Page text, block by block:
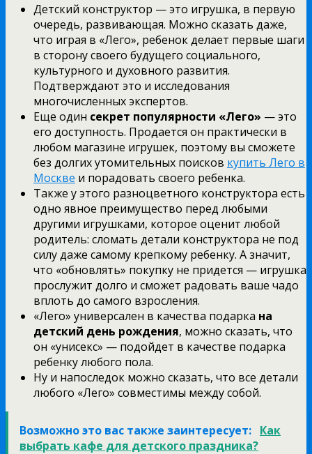
Детский конструктор — это игрушка, в первую
очередь, развивающая. Можно сказать даже,
что играя в «Лего», ребенок делает первые шаги
в сторону своего будущего социального,
культурного и духовного развития.
Подтверждают это и исследования
многочисленных экспертов.
Еще один секрет популярности «Лего» — это
его доступность. Продается он практически в
любом магазине игрушек, поэтому вы сможете
без долгих утомительных поисков купить Лего в
Москве и порадовать своего ребенка.
Также у этого разноцветного конструктора есть
одно явное преимущество перед любыми
другими игрушками, которое оценит любой
родитель: сломать детали конструктора не под
силу даже самому крепкому ребенку. А значит,
что «обновлять» покупку не придется — игрушка
прослужит долго и сможет радовать ваше чадо
вплоть до самого взросления.
«Лего» универсален в качества подарка на
детский день рождения, можно сказать, что
он «унисекс» — подойдет в качестве подарка
ребенку любого пола.
Ну и напоследок можно сказать, что все детали
любого «Лего» совместимы между собой.
Возможно это вас также заинтересует: Как
выбрать кафе для детского праздника?